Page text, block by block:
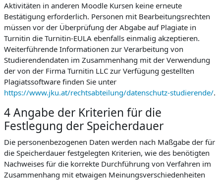
Aktivitäten in anderen Moodle Kursen keine erneute
Bestätigung erforderlich. Personen mit Bearbeitungsrechten
müssen vor der Überprüfung der Abgabe auf Plagiate in
Turnitin die Turnitin-EULA ebenfalls einmalig akzeptieren.
Weiterführende Informationen zur Verarbeitung von
Studierendendaten im Zusammenhang mit der Verwendung
der von der Firma Turnitin LLC zur Verfügung gestellten
Plagiatssoftware finden Sie unter
https://www.jku.at/rechtsabteilung/datenschutz-studierende/.
4 Angabe der Kriterien für die
Festlegung der Speicherdauer
Die personenbezogenen Daten werden nach Maßgabe der für
die Speicherdauer festgelegten Kriterien, wie des benötigten
Nachweises für die korrekte Durchführung von Verfahren im
Zusammenhang mit etwaigen Meinungsverschiedenheiten